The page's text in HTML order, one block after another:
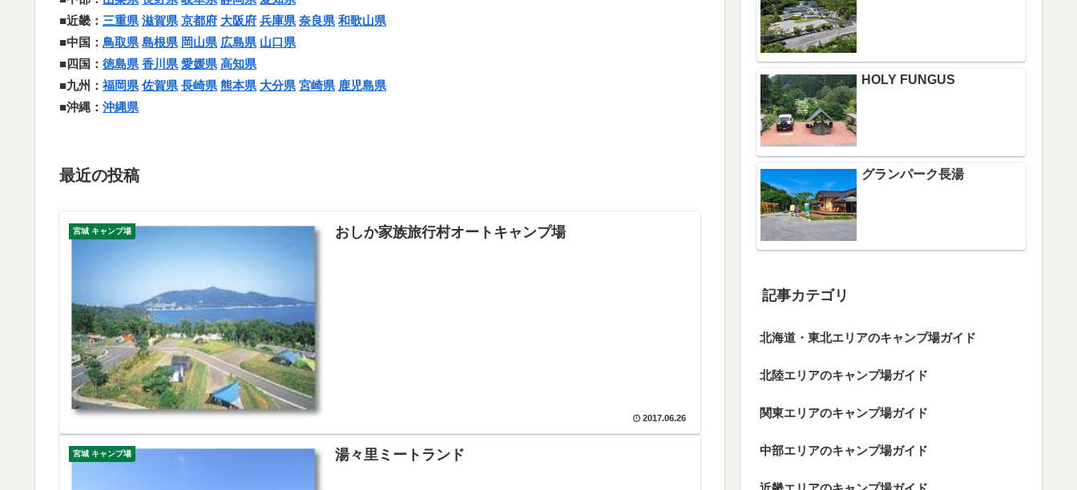
■近畿： 三重県 滋賀県 京都府 大阪府 兵庫県 奈良県 和歌山県
■中国： 鳥取県 島根県 岡山県 広島県 山口県
■四国： 徳島県 香川県 愛媛県 高知県
■九州： 福岡県 佐賀県 長崎県 熊本県 大分県 宮崎県 鹿児島県
■沖縄： 沖縄県
最近の投稿
宮城 キャンプ場 おしか家族旅行村オートキャンプ場
2017.06.26
宮城 キャンプ場 湯々里ミートランド
HOLY FUNGUS
グランパーク長湯
記事カテゴリ
北海道・東北エリアのキャンプ場ガイド
北陸エリアのキャンプ場ガイド
関東エリアのキャンプ場ガイド
中部エリアのキャンプ場ガイド